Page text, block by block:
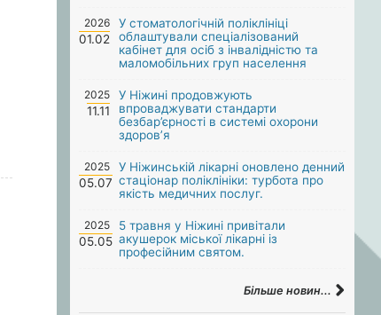
2026
01.02
У стоматологічній поліклініці
облаштували спеціалізований
кабінет для осіб з інвалідністю та
маломобільних груп населення
2025
11.11
У Ніжині продовжують
впроваджувати стандарти
безбар’єрності в системі охорони
здоров’я
2025
05.07
У Ніжинській лікарні оновлено денний
стаціонар поліклініки: турбота про
якість медичних послуг.
2025
05.05
5 травня у Ніжині привітали
акушерок міської лікарні із
професійним святом.
Більше новин...